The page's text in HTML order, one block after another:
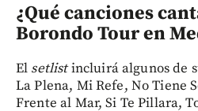
¿Qué canciones
Borondo Tour en
El setlistincluirá algunos de
La Plena, Mi Refe, No Tiene
Frente al Mar, Si Te Pillara,